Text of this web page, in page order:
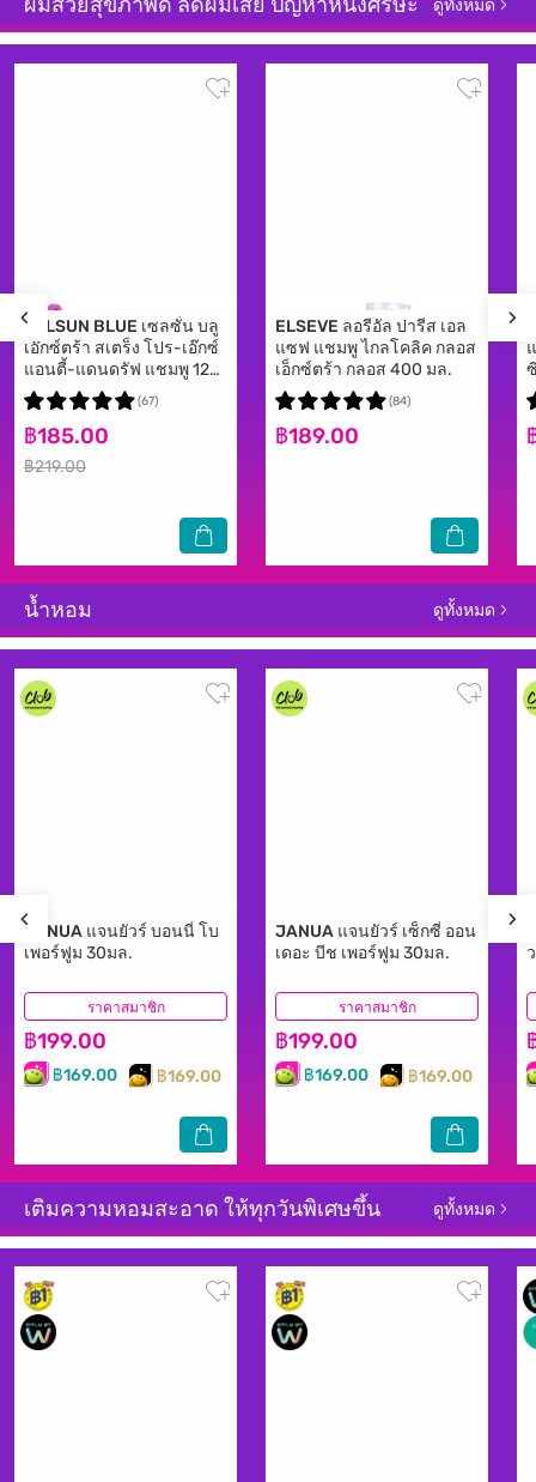
ดูทั้งหมด
SELSUN BLUE เซลซั่น บลู
เอ๊กซ์ตร้า สเตร็ง โปร-เอ๊กซ์
แอนตี้-แดนดรัฟ แชมพู 120
มล.
฿185.00
฿219.00
(67)
ELSEVE ลอรีอัล ปารีส เอล
แซฟ แชมพู ไกลโคลิค กลอส
เอ็กซ์ตร้า กลอส 400 มล.
฿189.00
(84)
น้ำหอม ดูทั้งหมด
ราคาสมาชิก
JANUA แจนยัวร์ บอนนี่ โบ
เพอร์ฟูม 30มล.
฿199.00
฿169.00 ฿169.00
(10) ราคาสมาชิก
JANUA แจนยัวร์ เซ็กซี่ ออน
เดอะ บีช เพอร์ฟูม 30มล.
฿199.00
฿169.00 ฿169.00
(3)
เติมความหอมสะอาด ให้ทุกวันพิเศษขึ้น ดูทั้งหมด